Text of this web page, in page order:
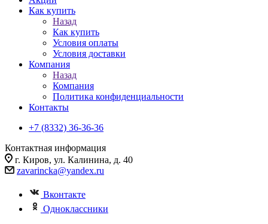
Как купить
Назад
Как купить
Условия оплаты
Условия доставки
Компания
Назад
Компания
Политика конфиденциальности
Контакты
+7 (8332) 36-36-36
Контактная информация
г. Киров, ул. Калинина, д. 40
zavarincka@yandex.ru
Вконтакте
Одноклассники